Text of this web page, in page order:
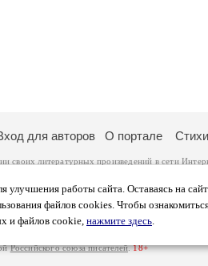
работы сайта. Оставаясь на
файлов cookies. Чтобы
и файлов cookie, нажмите здесь.
для авторов О портале
своих литературных произведений в сети
произведений возможна только с согласия
на основании
также можете посмотреть более подробную
в общей сумме просматривают более
количество просмотров и количество
Российского союза писателей.18+